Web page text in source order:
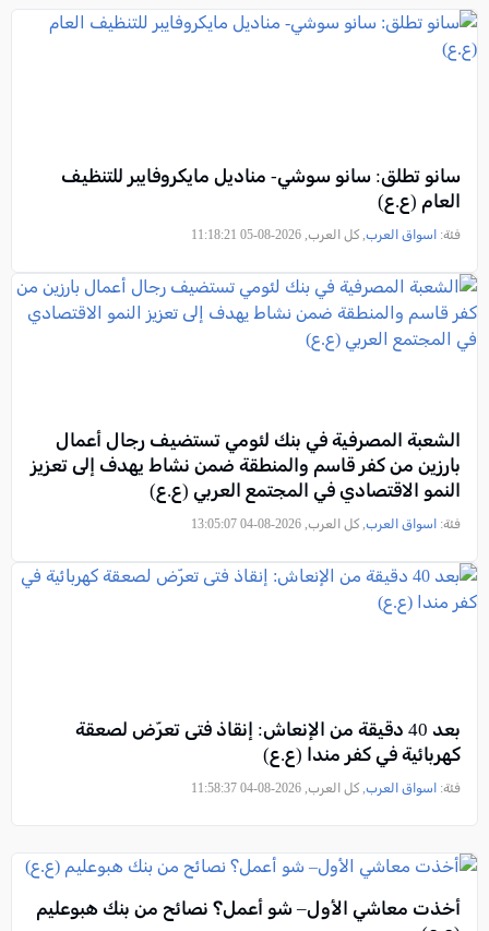
سانو تطلق: سانو سوشي- مناديل مايكروفايبر للتنظيف
العام (ع.ع)
فئة: اسواق العرب, كل العرب, 2026-08-05 11:18:21
الشعبة المصرفية في بنك لئومي تستضيف رجال أعمال
بارزين من كفر قاسم والمنطقة ضمن نشاط يهدف إلى تعزيز
النمو الاقتصادي في المجتمع العربي (ع.ع)
فئة: اسواق العرب, كل العرب, 2026-08-04 13:05:07
بعد 40 دقيقة من الإنعاش: إنقاذ فتى تعرّض لصعقة
كهربائية في كفر مندا (ع.ع)
فئة: اسواق العرب, كل العرب, 2026-08-04 11:58:37
أخذت معاشي الأول– شو أعمل؟ نصائح من بنك هبوعليم